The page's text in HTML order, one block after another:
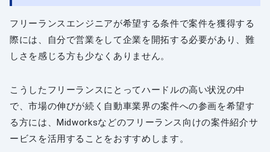
フリーランスエンジニアが希望する条件で案件を獲得する
際には、自分で営業をして企業を開拓する必要があり、難
しさを感じる方も少なくありません。
こうしたフリーランスにとってハードルの高い状況の中
で、市場の伸びが続く自動車業界の案件への参画を希望す
る方には、Midworksなどのフリーランス向けの案件紹介サ
ービスを活用することをおすすめします。